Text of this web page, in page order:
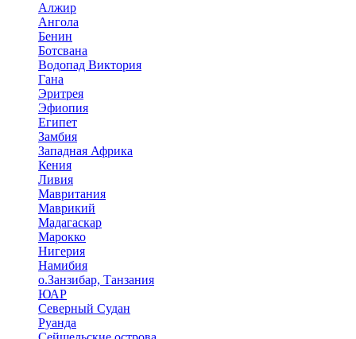
Алжир
Ангола
Бенин
Ботсвана
Водопад Виктория
Гана
Эритрея
Эфиопия
Египет
Замбия
Западная Африка
Кения
Ливия
Мавритания
Маврикий
Мадагаскар
Марокко
Нигерия
Намибия
о.Занзибар, Танзания
ЮАР
Северный Судан
Руанда